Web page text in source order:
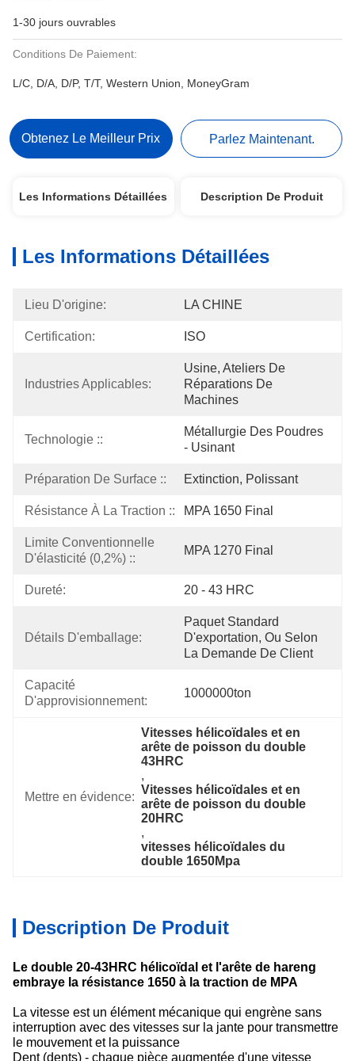
1-30 jours ouvrables
Conditions De Paiement:
L/C, D/A, D/P, T/T, Western Union, MoneyGram
Obtenez Le Meilleur Prix Parlez Maintenant.
Les Informations Détaillées Description De Produit
Les Informations Détaillées
Lieu D'origine: LA CHINE
Certification: ISO
Industries Applicables:
Usine, Ateliers De
Réparations De
Machines
Technologie ::
Métallurgie Des Poudres
- Usinant
Préparation De Surface :: Extinction, Polissant
Résistance À La Traction :: MPA 1650 Final
Limite Conventionnelle
D'élasticité (0,2%) ::
MPA 1270 Final
Dureté: 20 - 43 HRC
Détails D'emballage:
Paquet Standard
D'exportation, Ou Selon
La Demande De Client
Capacité
D'approvisionnement:
1000000ton
Mettre en évidence:
Vitesses hélicoïdales et en
arête de poisson du double
43HRC
,
Vitesses hélicoïdales et en
arête de poisson du double
20HRC
,
vitesses hélicoïdales du
double 1650Mpa
Description De Produit
Le double 20-43HRC hélicoïdal et l'arête de hareng
embraye la résistance 1650 à la traction de MPA
La vitesse est un élément mécanique qui engrène sans
interruption avec des vitesses sur la jante pour transmettre
le mouvement et la puissance
Dent (dents) - chaque pièce augmentée d'une vitesse